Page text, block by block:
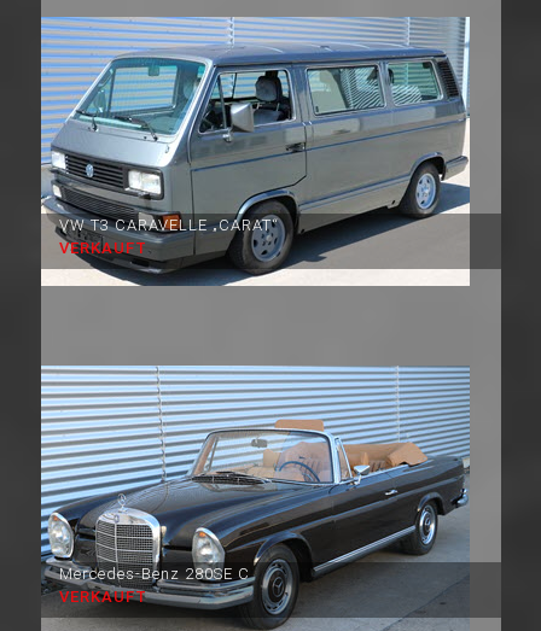
VW T3 CARAVELLE „CARAT“
VERKAUFT
Mercedes-Benz 280SE C
VERKAUFT